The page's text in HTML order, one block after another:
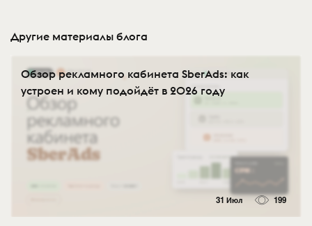
Другие материалы блога
Обзор рекламного кабинета SberAds: как
устроен и кому подойдёт в 2026 году
31 Июл 199